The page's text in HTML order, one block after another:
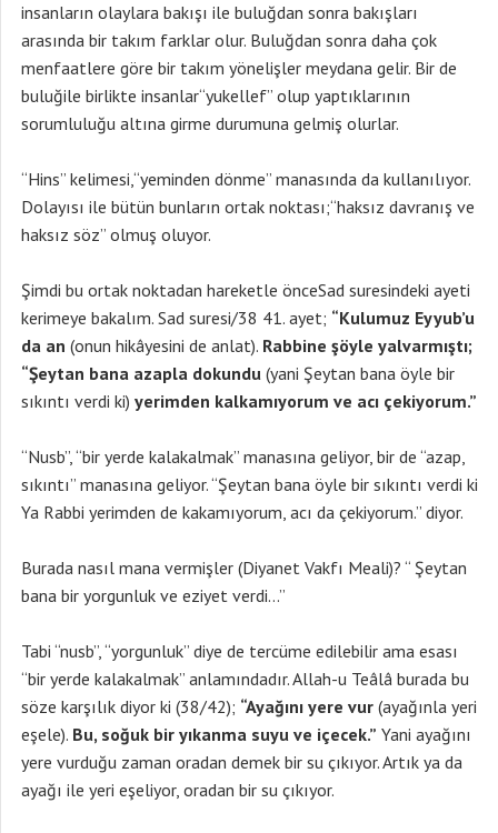
insanların olaylara bakışı ile buluğdan sonra bakışları
arasında bir takım farklar olur. Buluğdan sonra daha çok
menfaatlere göre bir takım yönelişler meydana gelir. Bir de
buluğile birlikte insanlar“yukellef” olup yaptıklarının
sorumluluğu altına girme durumuna gelmiş olurlar.
“Hins” kelimesi,“yeminden dönme” manasında da kullanılıyor.
Dolayısı ile bütün bunların ortak noktası;“haksız davranış ve
haksız söz” olmuş oluyor.
Şimdi bu ortak noktadan hareketle önceSad suresindeki ayeti
kerimeye bakalım. Sad suresi/38 41. ayet; “Kulumuz Eyyub’u
da an (onun hikâyesini de anlat). Rabbine şöyle yalvarmıştı;
“Şeytan bana azapla dokundu (yani Şeytan bana öyle bir
sıkıntı verdi ki) yerimden kalkamıyorum ve acı çekiyorum.”
“Nusb”, “bir yerde kalakalmak” manasına geliyor, bir de “azap,
sıkıntı” manasına geliyor. “Şeytan bana öyle bir sıkıntı verdi ki
Ya Rabbi yerimden de kakamıyorum, acı da çekiyorum.” diyor.
Burada nasıl mana vermişler (Diyanet Vakfı Meali)? “ Şeytan
bana bir yorgunluk ve eziyet verdi…”
Tabi “nusb”, “yorgunluk” diye de tercüme edilebilir ama esası
“bir yerde kalakalmak” anlamındadır. Allah-u Teâlâ burada bu
söze karşılık diyor ki (38/42); “Ayağını yere vur (ayağınla yeri
eşele). Bu, soğuk bir yıkanma suyu ve içecek.” Yani ayağını
yere vurduğu zaman oradan demek bir su çıkıyor. Artık ya da
ayağı ile yeri eşeliyor, oradan bir su çıkıyor.